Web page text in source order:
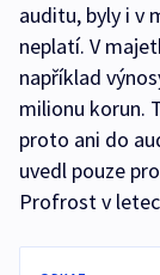
auditu, byly i v
neplatí. V
například
milionu korun.
proto ani do
uvedl pouze
Profrost v